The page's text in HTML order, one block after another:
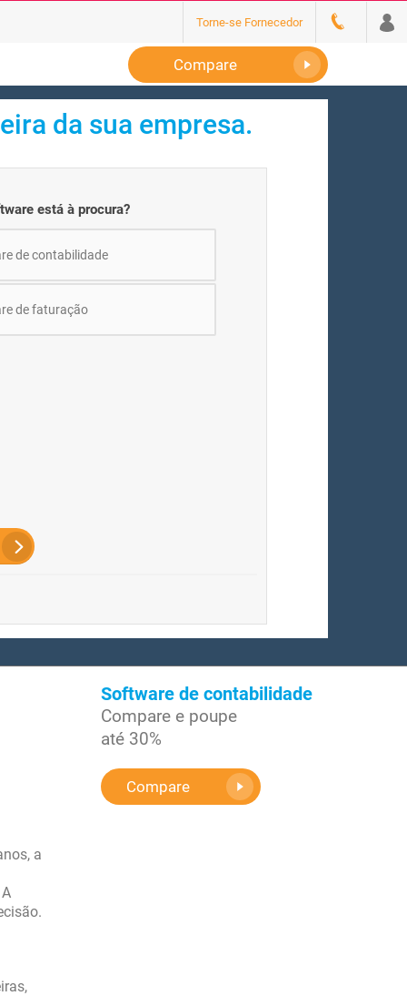
Torne-se Fornecedor
Compare
da sua empresa.
está à procura?
de contabilidade
de faturação
a
Software de contabilidade
Compare e poupe
até 30%
Compare